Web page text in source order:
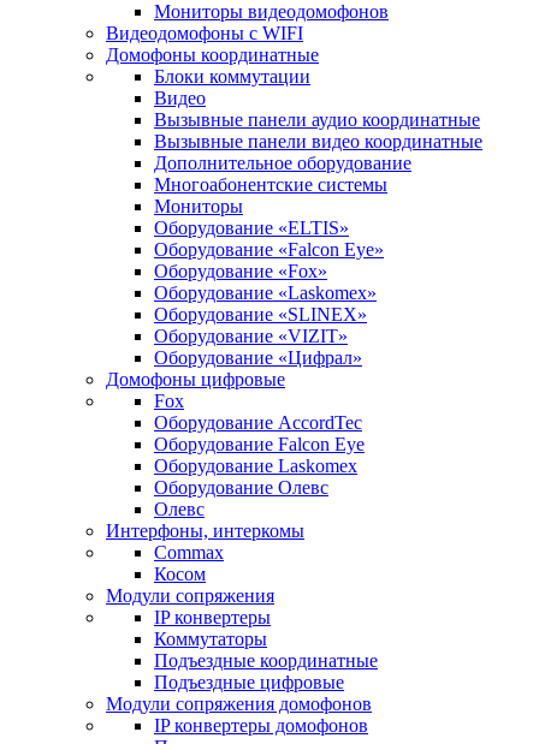
Мониторы видеодомофонов
Видеодомофоны с WIFI
Домофоны координатные
Блоки коммутации
Видео
Вызывные панели аудио координатные
Вызывные панели видео координатные
Дополнительное оборудование
Многоабонентские системы
Мониторы
Оборудование «ELTIS»
Оборудование «Falcon Eye»
Оборудование «Fox»
Оборудование «Laskomex»
Оборудование «SLINEX»
Оборудование «VIZIT»
Оборудование «Цифрал»
Домофоны цифровые
Fox
Оборудование AccordTec
Оборудование Falcon Eye
Оборудование Laskomex
Оборудование Олевс
Олевс
Интерфоны, интеркомы
Commax
Косом
Модули сопряжения
IP конвертеры
Коммутаторы
Подъездные координатные
Подъездные цифровые
Модули сопряжения домофонов
IP конвертеры домофонов